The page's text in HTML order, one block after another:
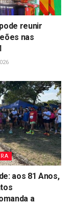
reunir
nas
aos 81 Anos,
a